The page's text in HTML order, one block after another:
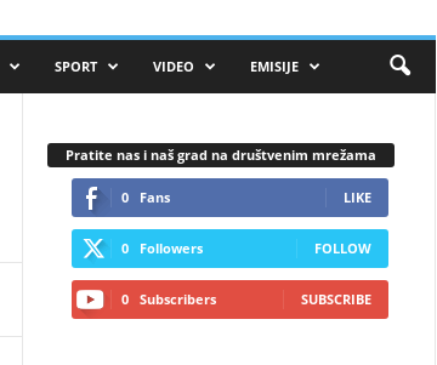
SPORT VIDEO EMISIJE
Pratite nas i naš grad na društvenim mrežama
0 Fans LIKE
0 Followers FOLLOW
0 Subscribers SUBSCRIBE